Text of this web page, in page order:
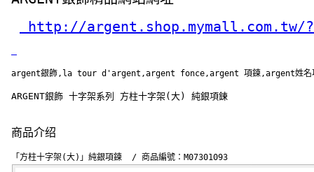
http://argent.shop.mymall.com.tw/
argent銀飾,la tour d'argent,argent fonce,argent 項鍊,argent姓名
ARGENT銀飾 十字架系列 方柱十字架(大) 純銀項鍊
商品介绍
「方柱十字架(大)」純銀項鍊  / 商品編號：M07301093